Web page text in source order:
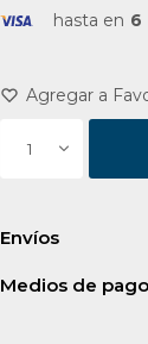
hasta en 6
1
Envíos
Medios de pago